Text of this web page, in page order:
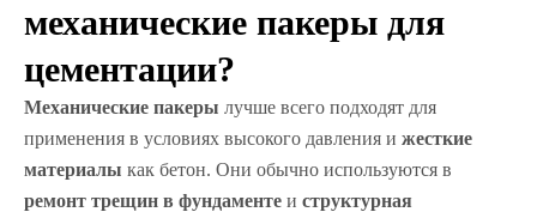
механические пакеры для
цементации?
Механические пакеры лучше всего подходят для
применения в условиях высокого давления и жесткие
материалы как бетон. Они обычно используются в
ремонт трещин в фундаменте и структурная